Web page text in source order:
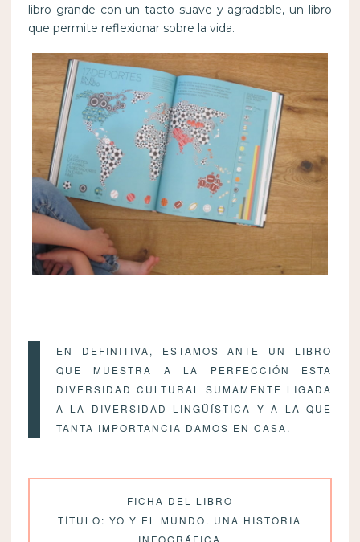
libro grande con un tacto suave y agradable, un libro
que permite reflexionar sobre la vida.
EN DEFINITIVA, ESTAMOS ANTE UN LIBRO
QUE MUESTRA A LA PERFECCIÓN ESTA
DIVERSIDAD CULTURAL SUMAMENTE LIGADA
A LA DIVERSIDAD LINGÜÍSTICA Y A LA QUE
TANTA IMPORTANCIA DAMOS EN CASA.
FICHA DEL LIBRO
TÍTULO: YO Y EL MUNDO. UNA HISTORIA